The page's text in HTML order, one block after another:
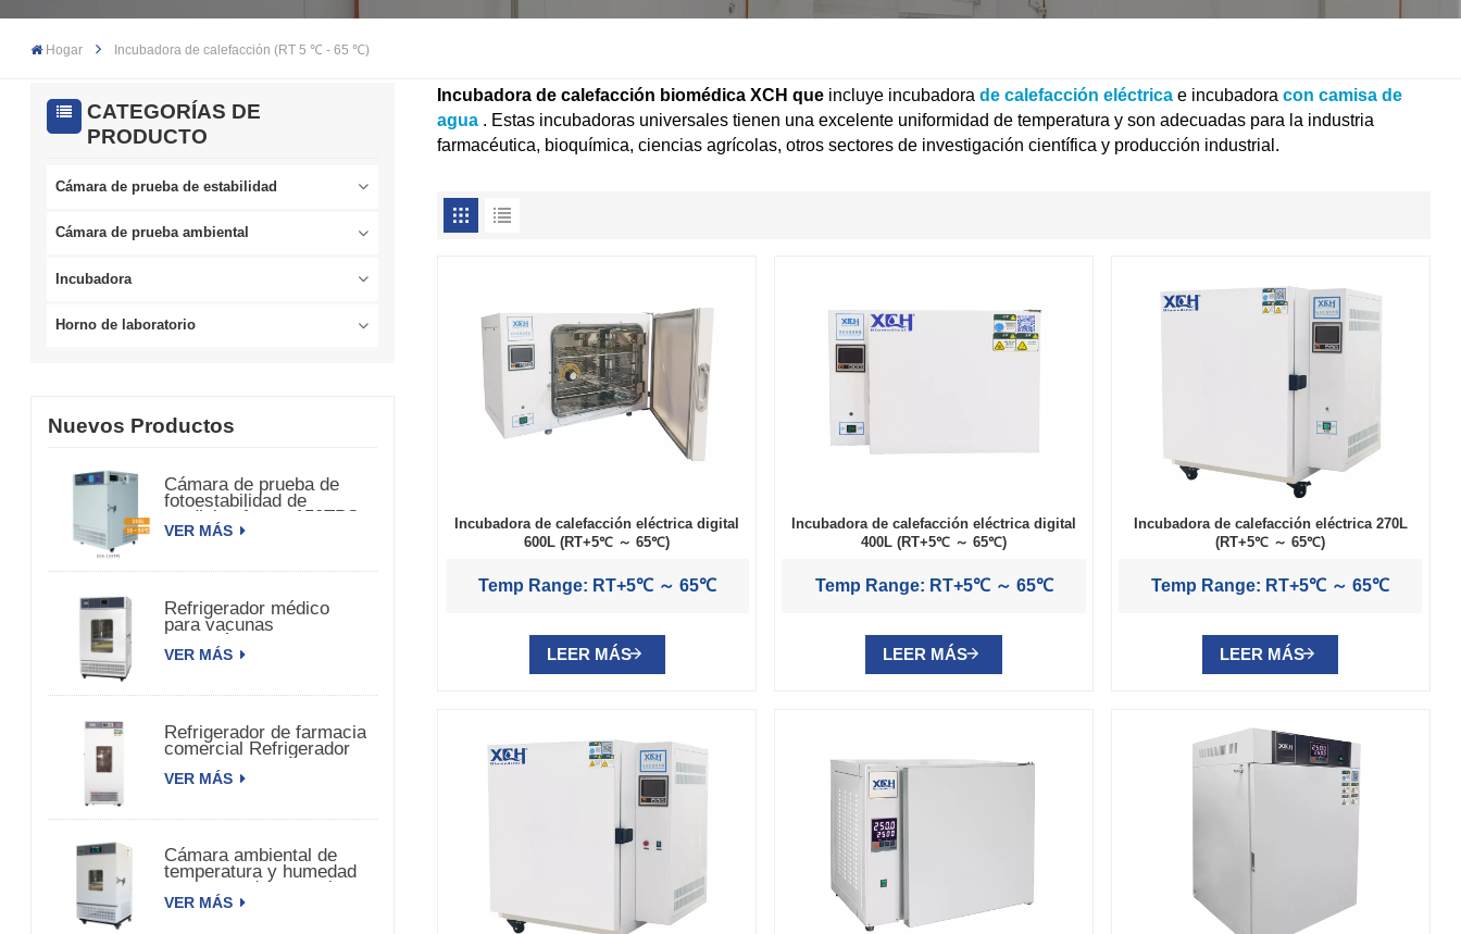
Melayu
Tiếng Việt
Hogar Incubadora de calefacción (RT 5 ℃ - 65 ℃)
CATEGORÍAS DE
PRODUCTO
Cámara de prueba de estabilidad
Cámara de prueba ambiental
Incubadora
Horno de laboratorio
Nuevos Productos
Cámara de prueba de
fotoestabilidad de
medicina fuerte 150TPS
VER MÁS
Refrigerador médico
para vacunas
farmacéuticas
biomédicas
VER MÁS
Refrigerador de farmacia
comercial Refrigerador
farmacéuticas
VER MÁS
Cámara ambiental de
temperatura y humedad
constante de una sola
puerta.
VER MÁS
Incubadora de calefacción biomédica XCH que incluye incubadorade calefacción eléctricae incubadoracon camisa de
agua . Estas incubadoras universales tienen una excelente uniformidad de temperatura y son adecuadas para la industria
farmacéutica, bioquímica, ciencias agrícolas, otros sectores de investigación científica y producción industrial.
Incubadora de calefacción eléctrica digital
600L (RT+5℃ ～ 65℃)
Temp Range: RT+5℃ ～ 65℃
LEER MÁS
Incubadora de calefacción eléctrica digital
400L (RT+5℃ ～ 65℃)
Temp Range: RT+5℃ ～ 65℃
LEER MÁS
Incubadora de calefacción eléctrica 270L
(RT+5℃ ～ 65℃)
Temp Range: RT+5℃ ～ 65℃
LEER MÁS